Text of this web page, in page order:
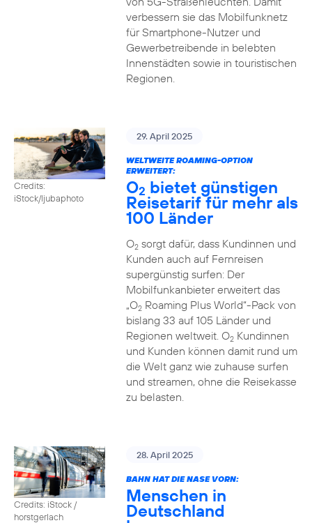
verbessern sie das Mobilfunknetz
für Smartphone-Nutzer und
Gewerbetreibende in belebten
Innenstädten sowie in touristischen
Regionen.
Credits:
iStock/ljubaphoto
29. April 2025
WELTWEITE ROAMING-OPTION
ERWEITERT:
O2 bietet günstigen
Reisetarif für mehr als
100 Länder
O2sorgt dafür, dass Kundinnen und
Kunden auch auf Fernreisen
supergünstig surfen: Der
Mobilfunkanbieter erweitert das
„O2Roaming Plus World“-Pack von
bislang 33 auf 105 Länder und
Regionen weltweit. O2Kundinnen
und Kunden können damit rund um
die Welt ganz wie zuhause surfen
und streamen, ohne die Reisekasse
zu belasten.
Credits: iStock /
horstgerlach
28. April 2025
BAHN HAT DIE NASE VORN:
Menschen in
Deutschland